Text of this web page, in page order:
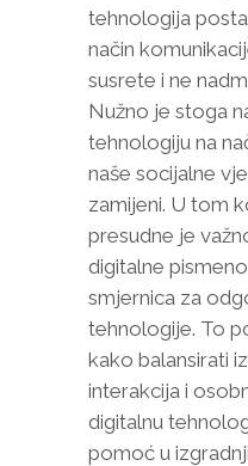
tehnologija
način
susrete i ne
Nužno je stoga
tehnologiju na
naše socijalne
zamijeni. U tom
presudne je
digitalne
smjernica za
tehnologije. To
kako balansirati
interakcija i
digitalnu
pomoć u